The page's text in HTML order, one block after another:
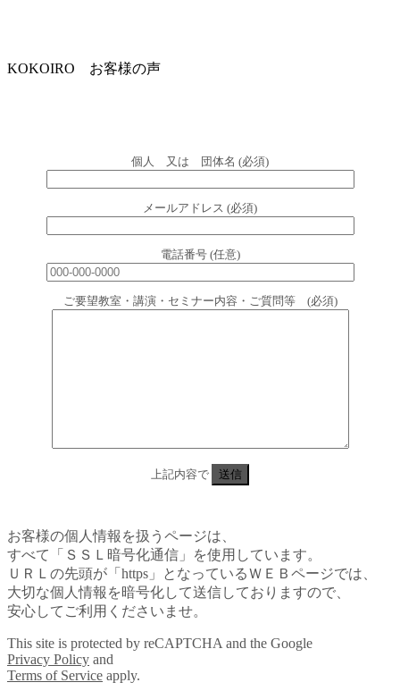
KOKOIRO お客様の声
個人 又は 団体名 (必須)
メールアドレス (必須)
電話番号 (任意)
ご要望教室・講演・セミナー内容・ご質問等 (必須)
上記内容で
お客様の個人情報を扱うページは、
すべて「ＳＳＬ暗号化通信」を使用しています。
ＵＲＬの先頭が「https」となっているＷＥＢページでは、
大切な個人情報を暗号化して送信しておりますので、
安心してご利用くださいませ。
This site is protected by reCAPTCHA and the Google
Privacy Policy and
Terms of Service apply.